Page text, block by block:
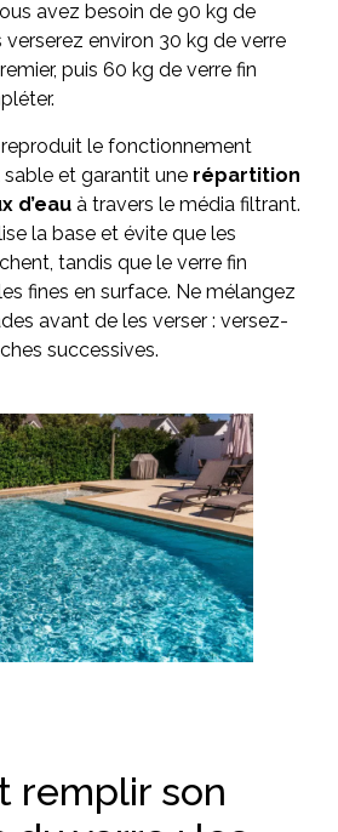
avez besoin de 90 kg de
environ 30 kg de verre
puis 60 kg de verre fin
le fonctionnement
et garantit une répartition
d’eau à travers le média filtrant.
la base et évite que les
tandis que le verre fin
fines en surface. Ne mélangez
avant de les verser : versez-
successives.
remplir son